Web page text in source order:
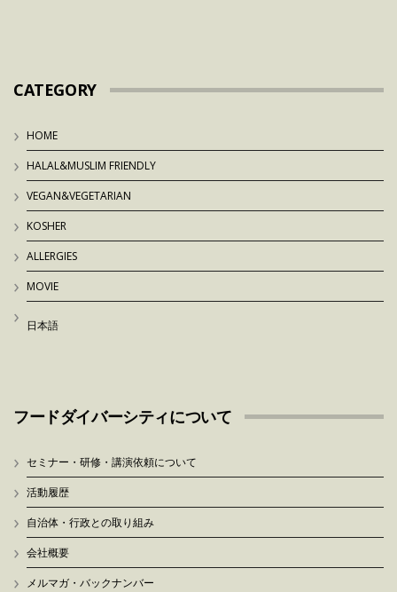
CATEGORY
HOME
HALAL&MUSLIM FRIENDLY
VEGAN&VEGETARIAN
KOSHER
ALLERGIES
MOVIE
日本語
フードダイバーシティについて
セミナー・研修・講演依頼について
活動履歴
自治体・行政との取り組み
会社概要
メルマガ・バックナンバー